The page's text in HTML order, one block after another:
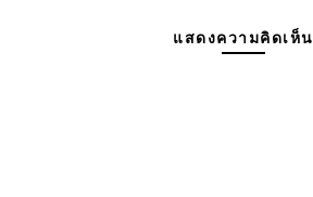
แสดงความคิดเห็น